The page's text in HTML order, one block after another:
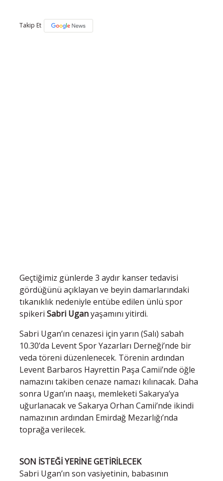
Takip Et
Geçtiğimiz günlerde 3 aydır kanser tedavisi
gördüğünü açıklayan ve beyin damarlarındaki
tıkanıklık nedeniyle entübe edilen ünlü spor
spikeri Sabri Uganyaşamını yitirdi.
Sabri Ugan’ın cenazesi için yarın (Salı) sabah
10.30’da Levent Spor Yazarları Derneği’nde bir
veda töreni düzenlenecek. Törenin ardından
Levent Barbaros Hayrettin Paşa Camii’nde öğle
namazını takiben cenaze namazı kılınacak. Daha
sonra Ugan’ın naaşı, memleketi Sakarya’ya
uğurlanacak ve Sakarya Orhan Camii’nde ikindi
namazının ardından Emirdağ Mezarlığı’nda
toprağa verilecek.
SON İSTEĞİ YERİNE GETİRİLECEK
Sabri Ugan’ın son vasiyetinin, babasının